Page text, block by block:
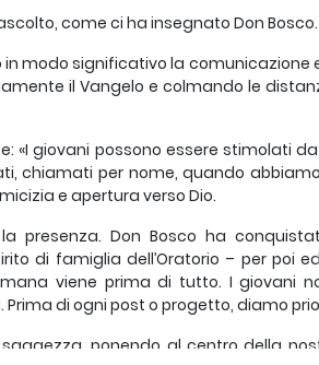
come ci ha insegnato Don Bosco.
modo significativo la comunicazione
il Vangelo e colmando le
«I giovani possono essere stimolati
chiamati per nome, quando
e apertura verso Dio.
presenza. Don Bosco ha
di famiglia dell’Oratorio – per poi
viene prima di tutto. I giovani
di ogni post o progetto, diamo
ponendo al centro della